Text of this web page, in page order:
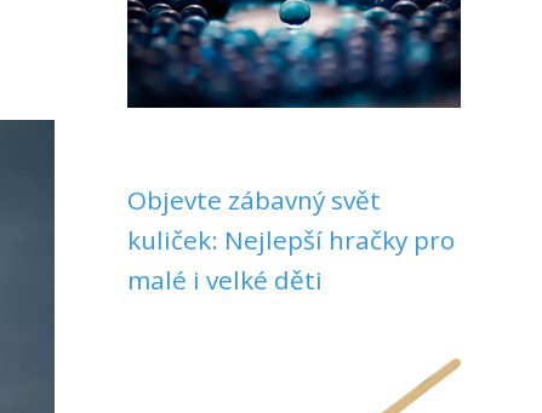
Objevte zábavný svět
kuliček: Nejlepší hračky pro
malé i velké děti